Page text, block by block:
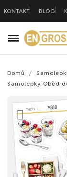
KONTAKT BLOG
Domů
Samolepky Oběd